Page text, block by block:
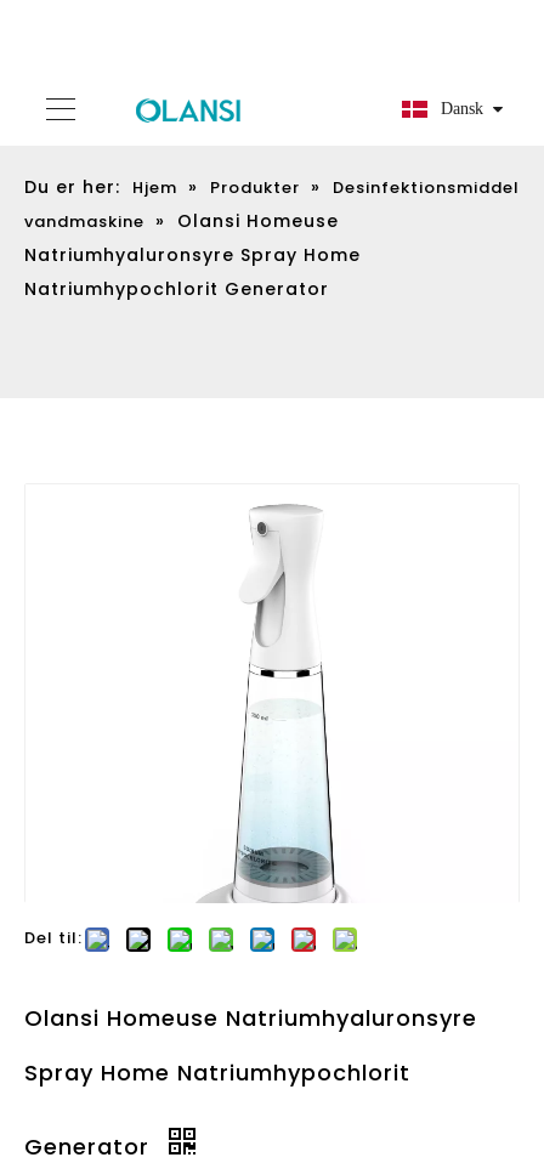
Dansk
Du er her: Hjem » Produkter »
Desinfektionsmiddel
vandmaskine »
Olansi Homeuse
Natriumhyaluronsyre Spray Home
Natriumhypochlorit Generator
Del til:
Olansi Homeuse Natriumhyaluronsyre
Spray Home Natriumhypochlorit
Generator